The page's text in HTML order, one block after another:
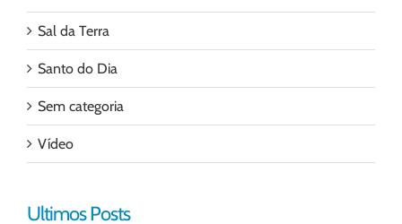
Sal da Terra
Santo do Dia
Sem categoria
Vídeo
Ultimos Posts